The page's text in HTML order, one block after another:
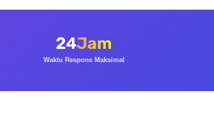
24Jam
Waktu Respons Maksimal